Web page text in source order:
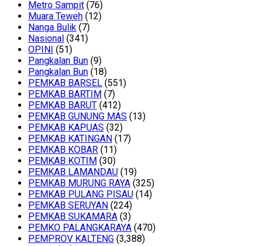
Metro Sampit (76)
Muara Teweh (12)
Nanga Bulik (7)
Nasional (341)
OPINI (51)
Pangkalan Bun (9)
Pangkalan Bun (18)
PEMKAB BARSEL (551)
PEMKAB BARTIM (7)
PEMKAB BARUT (412)
PEMKAB GUNUNG MAS (13)
PEMKAB KAPUAS (32)
PEMKAB KATINGAN (17)
PEMKAB KOBAR (11)
PEMKAB KOTIM (30)
PEMKAB LAMANDAU (19)
PEMKAB MURUNG RAYA (325)
PEMKAB PULANG PISAU (14)
PEMKAB SERUYAN (224)
PEMKAB SUKAMARA (3)
PEMKO PALANGKARAYA (470)
PEMPROV KALTENG (3,388)